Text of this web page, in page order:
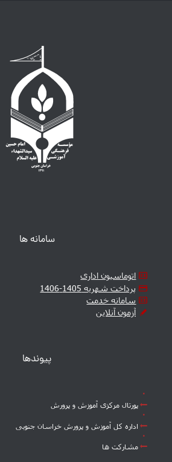
سامانه ها
اتوماسیون اداری
پرداخت شهریه 1405-1406
سامانه خدمت
آزمون آنلاین
پیوندها
پورتال مرکزی آموزش و پرورش
اداره کل آموزش و پرورش خراسان جنوبی
مشارکت ها